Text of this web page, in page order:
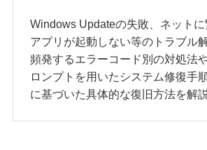
Windows Updateの失敗、ネットに
アプリが起動しない等のトラブル
頻発するエラーコード別の対処法
ロンプトを用いたシステム修復手
に基づいた具体的な復旧方法を解